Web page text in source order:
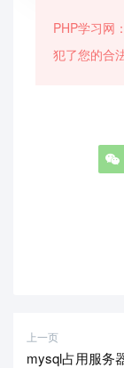
PHP学习网
犯了您的合
上一页
mysql占用服务